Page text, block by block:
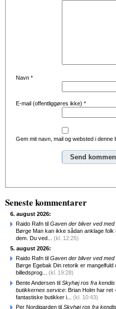
Navn *
E-mail (offentliggøres ikke) *
Gem mit navn, mail og websted i
Seneste kommentarer
6. august 2026:
Raido Rafn til Gaven der bliver ved med
Børge Man kan ikke sådan anklage folk
dem. Du ved... (kl. 12:25)
5. august 2026:
Raido Rafn til Gaven der bliver ved med
Børge Egebak Din retorik er mangelfuld
billedsprog... (kl. 19:28)
Bente Andersen til Skyhøj ros fra
butikkernes service: Brian Holm har ret
fantastiske butikker i... (kl. 10:43)
Per Nordigarden til Skyhøj ros fra